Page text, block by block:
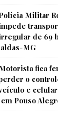
Militar
de 69
MG
fica
o
e
Pouso